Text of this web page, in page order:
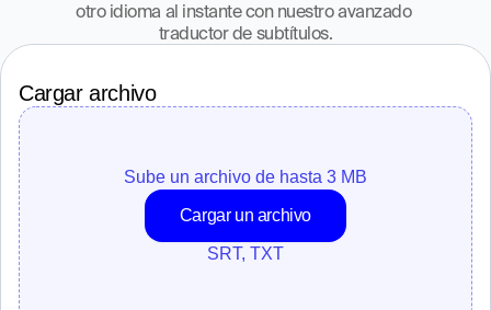
otro idioma al instante con nuestro avanzado
traductor de subtítulos.
Cargar archivo
Sube un archivo de hasta 3 MB
Cargar un archivo
SRT, TXT